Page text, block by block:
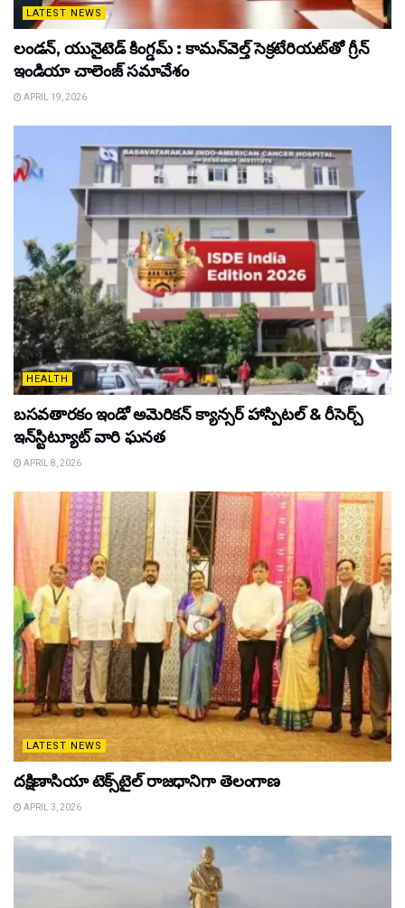
LATEST NEWS
లండన్, యునైటెడ్ కింగ్డమ్ : కామన్‌వెల్త్ సెక్రటేరియట్‌తో గ్రీన్
ఇండియా చాలెంజ్ సమావేశం
APRIL 19, 2026
HEALTH
బసవతారకం ఇండో అమెరికన్ క్యాన్సర్ హాస్పిటల్ & రీసెర్చ్
ఇన్‌స్టిట్యూట్ వారి ఘనత
APRIL 8, 2026
LATEST NEWS
దక్షిణాసియా టెక్స్‌టైల్ రాజధానిగా తెలంగాణ
APRIL 3, 2026